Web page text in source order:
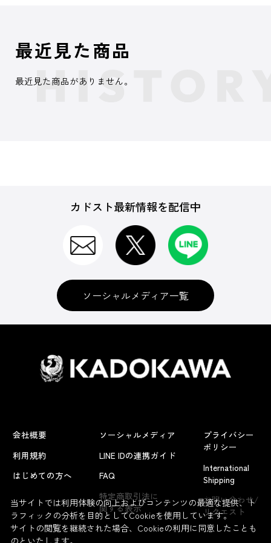
よくあるお問い合わせ
最近見た商品
最近見た商品がありません。
カドスト最新情報を配信中
ソーシャルメディア一覧
会社概要
利用規約
はじめての方へ
ソーシャルメディア
LINE IDの連携ガイド
FAQ
特定商取引法に
関する表示
プライバシー
ポリシー
International
Shipping
お問い合わせ/
リクエスト
当サイトでは利用体験の向上およびコンテンツの最適な提供、ト
ラフィックの分析を目的としてCookieを使用しています。
サイトの閲覧を継続された場合、Cookieの利用に同意したことも